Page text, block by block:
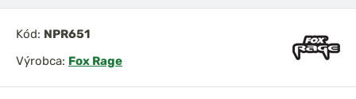
Kód: NPR651
Výrobca: Fox Rage